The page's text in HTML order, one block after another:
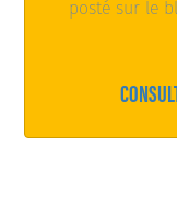
posté sur le